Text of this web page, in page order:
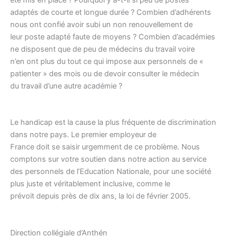
adaptés de courte et longue durée ? Combien d’adhérents
nous ont confié avoir subi un non renouvellement de
leur poste adapté faute de moyens ? Combien d’académies
ne disposent que de peu de médecins du travail voire
n’en ont plus du tout ce qui impose aux personnels de «
patienter » des mois ou de devoir consulter le médecin
du travail d’une autre académie ?
Le handicap est la cause la plus fréquente de discrimination
dans notre pays. Le premier employeur de
France doit se saisir urgemment de ce problème. Nous
comptons sur votre soutien dans notre action au service
des personnels de l’Education Nationale, pour une société
plus juste et véritablement inclusive, comme le
prévoit depuis près de dix ans, la loi de février 2005.
Direction collégiale d’Anthén